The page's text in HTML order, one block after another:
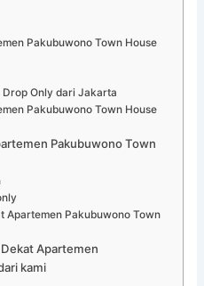
Pakubuwono Town House
Only dari Jakarta
Pakubuwono Town House
Pakubuwono Town
Apartemen Pakubuwono Town
Apartemen
kami